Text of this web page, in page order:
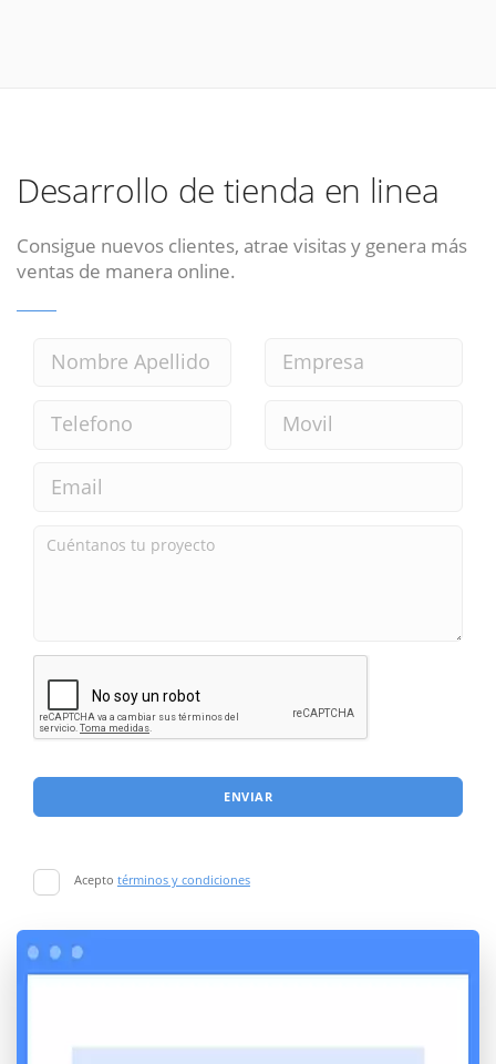
Desarrollo de tienda en linea
Consigue nuevos clientes, atrae visitas y genera más
ventas de manera online.
ENVIAR
Acepto términos y condiciones